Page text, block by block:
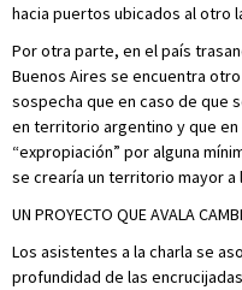
hacia puertos ubicados al otro
Por otra parte, en el país
Buenos Aires se encuentra
sospecha que en caso de que
en territorio argentino y que
“expropiación” por alguna
se crearía un territorio mayor a
UN PROYECTO QUE AVALA
Los asistentes a la charla se
profundidad de las